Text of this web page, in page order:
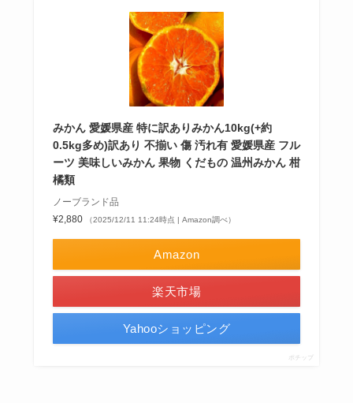
みかん 愛媛県産 特に訳ありみかん10kg(+約
0.5kg多め)訳あり 不揃い 傷 汚れ有 愛媛県産 フル
ーツ 美味しいみかん 果物 くだもの 温州みかん 柑
橘類
ノーブランド品
¥2,880
（2025/12/11 11:24時点 | Amazon調べ）
Amazon
楽天市場
Yahooショッピング
ポチップ